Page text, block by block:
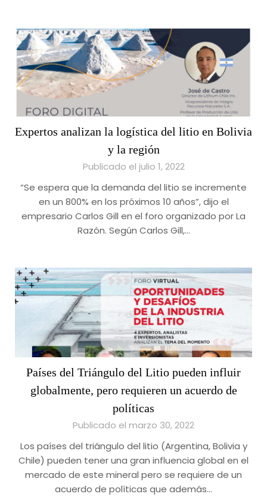
Expertos analizan la logística del litio en Bolivia
y la región
Publicado el julio 1, 2022
“Se espera que la demanda del litio se incremente
en un 800% en los próximos 10 años”, dijo el
empresario Carlos Gill en el foro organizado por La
Razón. Según Carlos Gill,…
Países del Triángulo del Litio pueden influir
globalmente, pero requieren un acuerdo de
políticas
Publicado el marzo 30, 2022
Los países del triángulo del litio (Argentina, Bolivia y
Chile) pueden tener una gran influencia global en el
mercado de este mineral pero se requiere de un
acuerdo de políticas que además…